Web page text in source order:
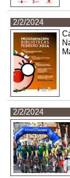
2/2/2024
2/2/2024